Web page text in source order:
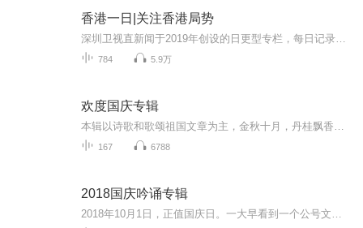
香港一日|关注香港局势
784 5.9万
欢度国庆专辑
167 6788
2018国庆吟诵专辑